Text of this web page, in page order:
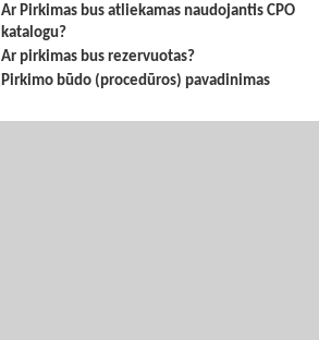
Ar Pirkimas bus atliekamas naudojantis CPO
katalogu?
Ar pirkimas bus rezervuotas?
Pirkimo būdo (procedūros) pavadinimas